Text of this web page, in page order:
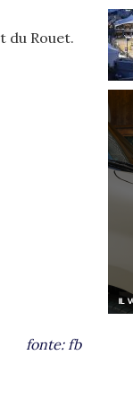
du Rouet.
fonte: fb